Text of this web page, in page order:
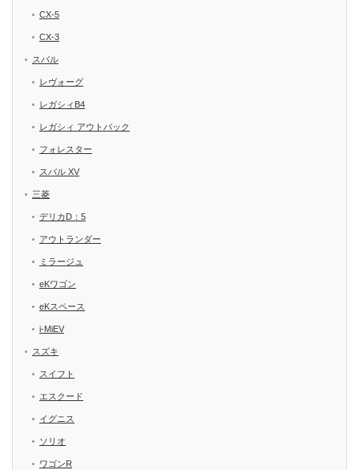
CX-5
CX-3
スバル
レヴォーグ
レガシィB4
レガシィ アウトバック
フォレスター
スバル XV
三菱
デリカD：5
アウトランダー
ミラージュ
eKワゴン
eKスペース
i-MiEV
スズキ
スイフト
エスクード
イグニス
ソリオ
ワゴンR